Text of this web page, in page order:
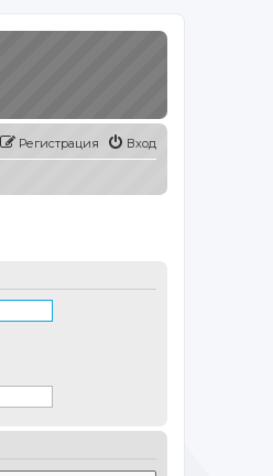
Вход
Регистрация